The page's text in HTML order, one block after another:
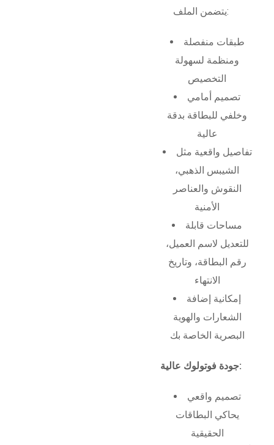
يتضمن الملف:
طبقات منفصلة
ومنظمة لسهولة
التخصيص
تصميم أمامي
وخلفي للبطاقة بدقة
عالية
تفاصيل واقعية مثل
الشيبس الذهبي،
النقوش والعناصر
الأمنية
مساحات قابلة
للتعديل لاسم العميل،
رقم البطاقة، وتاريخ
الانتهاء
إمكانية إضافة
الشعارات والهوية
البصرية الخاصة بك
جودة فوتولوك عالية:
تصميم واقعي
يحاكي البطاقات
الحقيقية